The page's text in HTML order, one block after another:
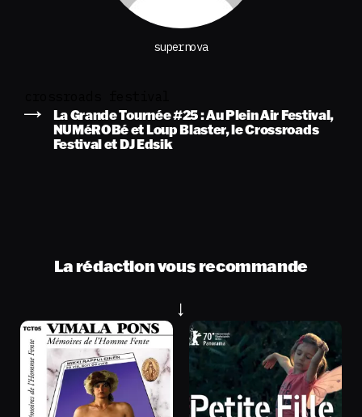
supernova
La Grande Tournée #25 : Au Plein Air Festival,
NUMéROBé et Loup Blaster, le Crossroads
Festival et DJ Edsik
La rédaction vous recommande